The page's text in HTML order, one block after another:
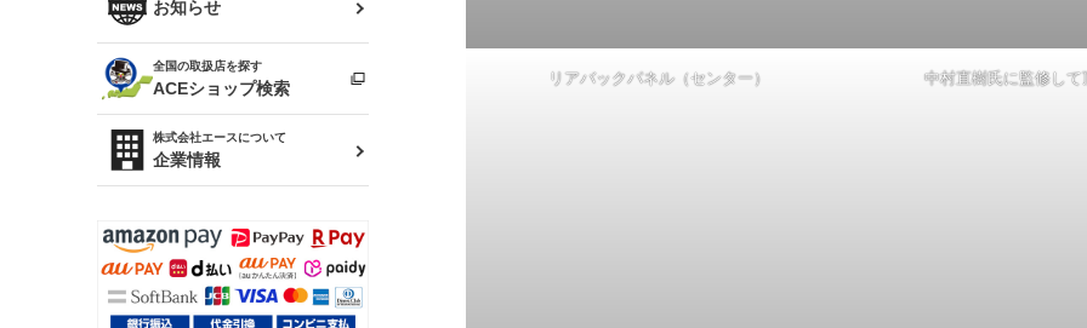
アルテッツァ
プロボックス
RAV4
スカイライン
（ER34/R33/ECR33/R32）
キャラバン
ローレル
セフィーロ
ファッション小物
雑貨・ステーショナリー
ベビー用品
お知らせ
全国の取扱店を探す
ACEショップ検索
株式会社エースについて
企業情報
リアバックパネル（センター） 中村直樹氏に監修して